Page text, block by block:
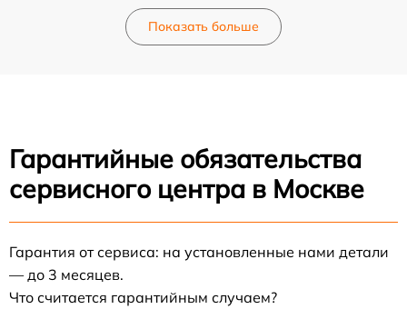
Показать больше
Гарантийные обязательства
сервисного центра в Москве
Гарантия от сервиса: на установленные нами детали
— до 3 месяцев.
Что считается гарантийным случаем?